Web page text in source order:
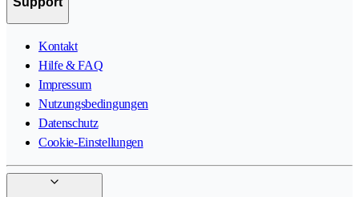
Kontakt
Hilfe & FAQ
Impressum
Nutzungsbedingungen
Datenschutz
Cookie-Einstellungen